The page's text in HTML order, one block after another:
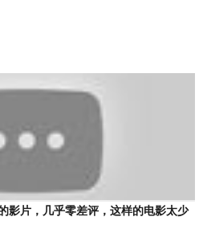
影片，几乎零差评，这样的电影太少